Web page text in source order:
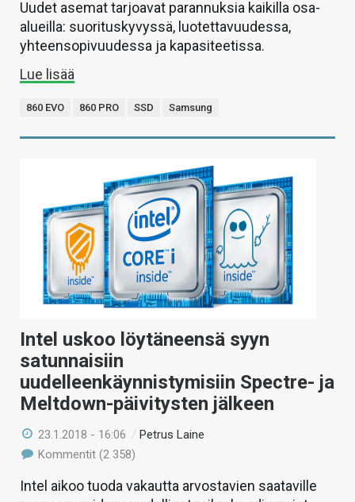
Uudet asemat tarjoavat parannuksia kaikilla osa-
alueilla: suorituskyvyssä, luotettavuudessa,
yhteensopivuudessa ja kapasiteetissa.
Lue lisää
860 EVO 860 PRO SSD Samsung
Intel uskoo löytäneensä syyn
satunnaisiin
uudelleenkäynnistymisiin Spectre- ja
Meltdown-päivitysten jälkeen
23.1.2018 - 16:06 /Petrus Laine
Kommentit (2 358)
Intel aikoo tuoda vakautta arvostavien saataville